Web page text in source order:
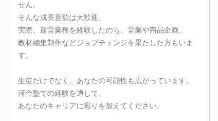
せん。
そんな成長意欲は大歓迎。
実際、運営業務を経験したのち、営業や商品企画、
教材編集制作などジョブチェンジを果たした方もいま
す。
生徒だけでなく、あなたの可能性も広がっています。
河合塾での経験を通して、
あなたのキャリアに彩りを加えてください。